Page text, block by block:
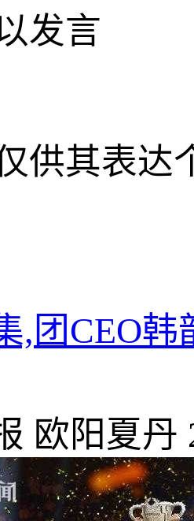
发言
供其表达
,团CEO韩
欧阳夏丹